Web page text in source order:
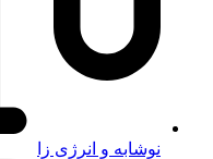
نوشابه و انرژی زا